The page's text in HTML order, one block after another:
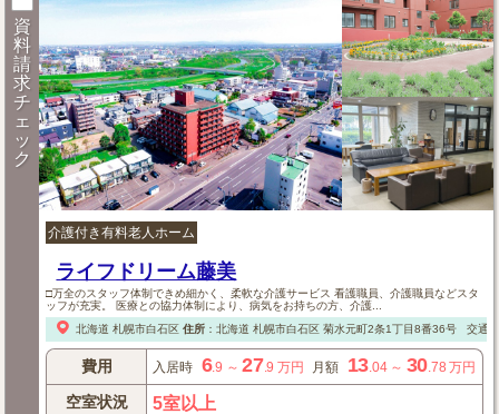
資
料
請
求
チ
ェ
ッ
ク
介護付き有料老人ホーム
ライフドリーム藤美
□万全のスタッフ体制できめ細かく、柔軟な介護サービス 看護職員、介護職員などスタ
ッフが充実。 医療との協力体制により、病気をお持ちの方、介護...
北海道 札幌市白石区 住所： 北海道 札幌市白石区菊水元町2条1丁目8番36号 交通
費用 入居時 6.9 ～27.9 万円 月額 13.04～ 30.78 万円
空室状況 5室以上